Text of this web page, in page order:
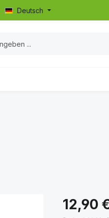
Deutsch
Regulärer
12,90